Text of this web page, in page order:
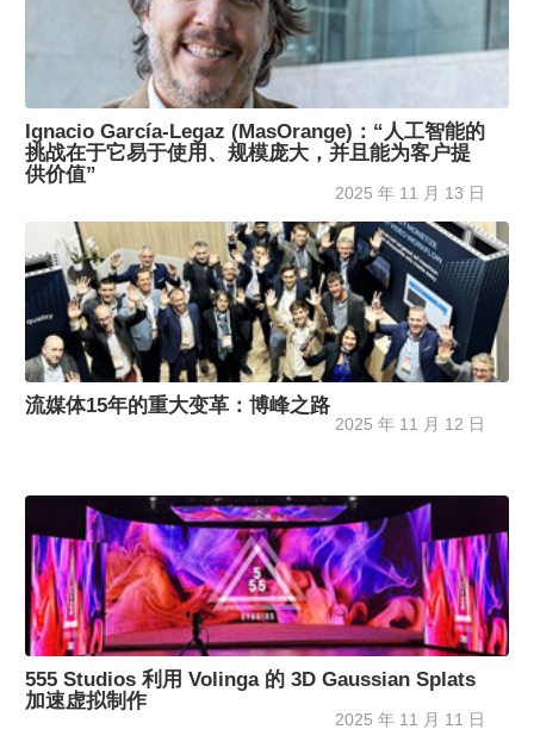
Ignacio García-Legaz (MasOrange)：“人工智能的
挑战在于它易于使用、规模庞大，并且能为客户提
供价值”
2025 年 11 月 13 日
流媒体15年的重大变革：博峰之路
2025 年 11 月 12 日
555 Studios 利用 Volinga 的 3D Gaussian Splats
加速虚拟制作
2025 年 11 月 11 日